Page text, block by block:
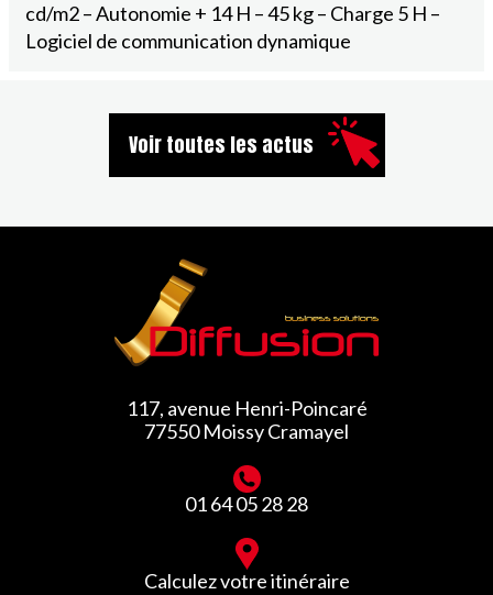
cd/m2 – Autonomie + 14 H – 45 kg – Charge 5 H –
Logiciel de communication dynamique
Voir toutes les actus
117, avenue Henri-Poincaré
77550 Moissy Cramayel
01 64 05 28 28
Calculez votre itinéraire